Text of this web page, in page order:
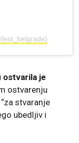
ostvarila je
ostvarenju
stvaranje
ubedljiv i